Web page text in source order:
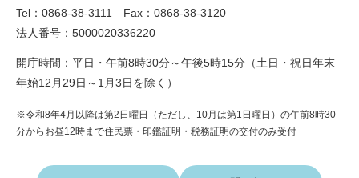
Tel：0868-38-3111 Fax：0868-38-3120
法人番号：5000020336220
開庁時間：平日・午前8時30分～午後5時15分（土日・祝日年末
年始12月29日～1月3日を除く）
※令和8年4月以降は第2日曜日（ただし、10月は第1日曜日）の午前8時30
分からお昼12時まで住民票・印鑑証明・税務証明の交付のみ受付